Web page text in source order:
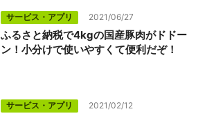
サービス・アプリ 2021/06/27
ふるさと納税で4kgの国産豚肉がドドー
ン！小分けで使いやすくて便利だぞ！
サービス・アプリ 2021/02/12